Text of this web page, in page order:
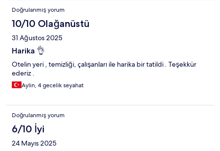
Doğrulanmış yorum
10/10 Olağanüstü
31 Ağustos 2025
Harika 👌
Otelin yeri , temizliği, çalışanları ile harika bir tatildi . Teşekkür
ederiz .
Aylin, 4 gecelik seyahat
Doğrulanmış yorum
6/10 İyi
24 Mayıs 2025